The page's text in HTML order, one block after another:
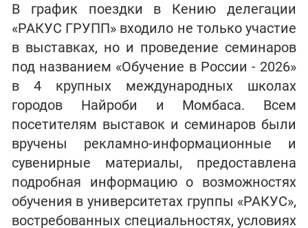
В график поездки в Кению делегации
«РАКУС ГРУПП» входило не только участие
в выставках, но и проведение семинаров
под названием «Обучение в России - 2026»
в 4 крупных международных школах
городов Найроби и Момбаса. Всем
посетителям выставок и семинаров были
вручены рекламно-информационные и
сувенирные материалы, предоставлена
подробная информацию о возможностях
обучения в университетах группы «РАКУС»,
востребованных специальностях, условиях